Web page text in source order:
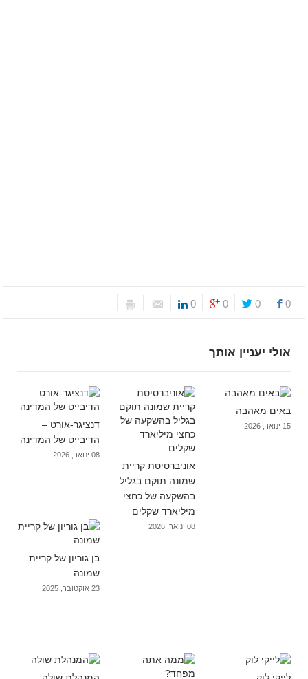
0
0
0
0
אולי יעניין אותך
באים מאהבה
15 ינואר, 2026
אוניברסיטת קריית
שמונה תוקם בגליל
בהשקעה של כחצי
מיליארד שקלים
08 ינואר, 2026
דנציגר-אורט –
הדיבייט של המדינה
08 ינואר, 2026
בן גוריון של קריית
שמונה
23 אוקטובר, 2025